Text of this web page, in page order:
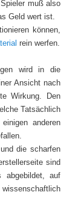
muß also
Geld wert ist.
können,
rein werfen.
wird in die
Ansicht nach
Wirkung. Den
Tatsächlich
anderen
die scharfen
sind
abgebildet, auf